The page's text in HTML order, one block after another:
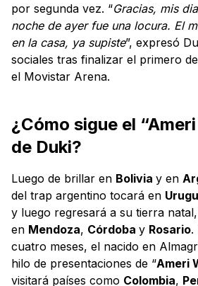
por segunda vez. “Gracias, mis
noche de ayer fue una locura. El
en la casa, ya supiste”, expresó
sociales tras finalizar el primero
el Movistar Arena.
¿Cómo sigue el
de Duki?
Luego de brillar en Bolivia y en
del trap argentino tocará en
y luego regresará a su tierra
en Mendoza, Córdoba y Rosario.
cuatro meses, el nacido en
hilo de presentaciones de “Ameri
visitará países como Colombia,